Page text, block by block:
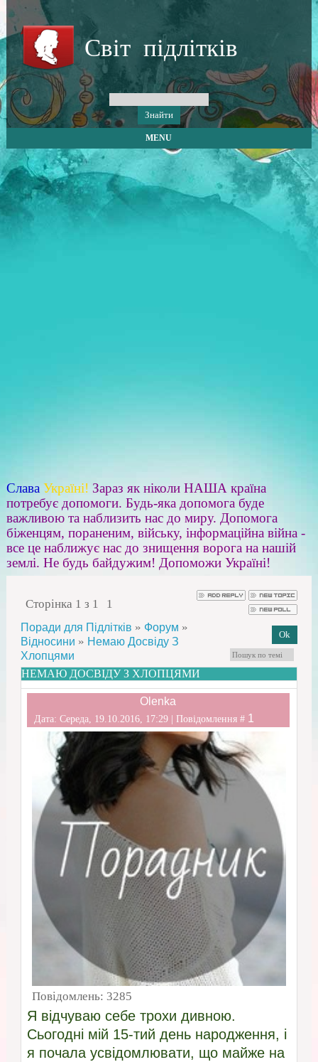
Світ підлітків
MENU
Слава Україні! Зараз як ніколи НАША країна
потребує допомоги. Будь-яка допомога буде
важливою та наблизить нас до миру. Допомога
біженцям, пораненим, війську, інформаційна війна -
все це наближує нас до знищення ворога на нашій
землі. Не будь байдужим! Допоможи Україні!
Сторінка 1 з 1 1
Поради для Підлітків » Форум »
Відносини » Немаю Досвіду З
Хлопцями
НЕМАЮ ДОСВІДУ З ХЛОПЦЯМИ
Olenka
Дата: Середа, 19.10.2016, 17:29 | Повідомлення # 1
Повідомлень: 3285
Я відчуваю себе трохи дивною.
Сьогодні мій 15-тий день народження, і
я почала усвідомлювати, що майже на